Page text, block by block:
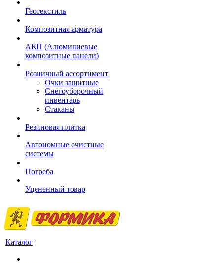
Геотекстиль
Композитная арматура
АКП (Алюминиевые
композитные панели)
Розничный ассортимент
Очки защитные
Снегоуборочный
инвентарь
Стаканы
Резиновая плитка
Автономные очистные
системы
Погреба
Уцененный товар
Каталог